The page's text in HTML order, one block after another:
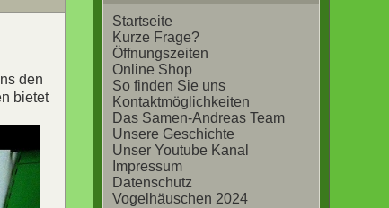
Startseite
Kurze Frage?
Öffnungszeiten
Online Shop
So finden Sie uns
Kontaktmöglichkeiten
Das Samen-Andreas Team
Unsere Geschichte
Unser Youtube Kanal
Impressum
Datenschutz
Vogelhäuschen 2024
den
bietet